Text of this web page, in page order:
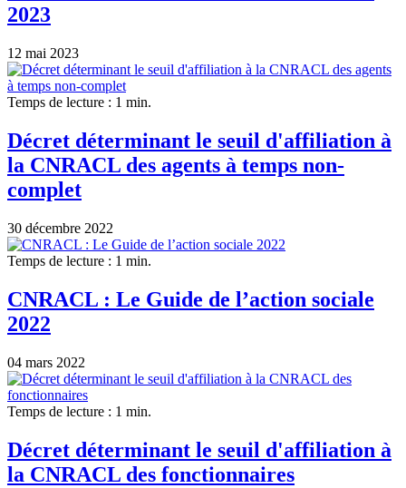
2023
12 mai 2023
Temps de lecture : 1 min.
Décret déterminant le seuil d'affiliation à
la CNRACL des agents à temps non-
complet
30 décembre 2022
Temps de lecture : 1 min.
CNRACL : Le Guide de l’action sociale
2022
04 mars 2022
Temps de lecture : 1 min.
Décret déterminant le seuil d'affiliation à
la CNRACL des fonctionnaires